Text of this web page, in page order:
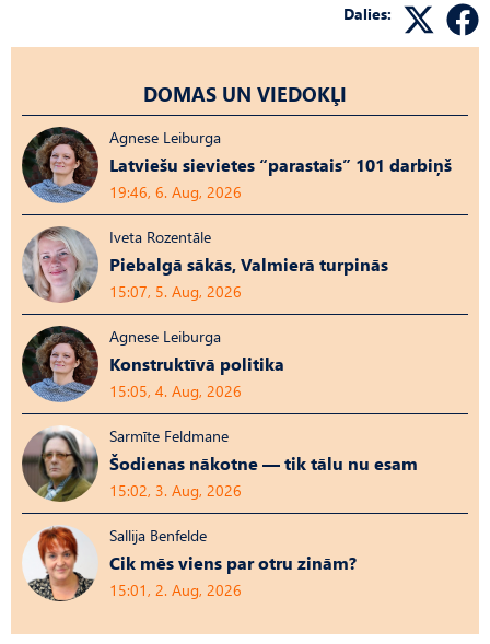
Dalies:
DOMAS UN VIEDOKĻI
Agnese Leiburga
Latviešu sievietes “parastais” 101 darbiņš
19:46, 6. Aug, 2026
Iveta Rozentāle
Piebalgā sākās, Valmierā turpinās
15:07, 5. Aug, 2026
Agnese Leiburga
Konstruktīvā politika
15:05, 4. Aug, 2026
Sarmīte Feldmane
Šodienas nākotne — tik tālu nu esam
15:02, 3. Aug, 2026
Sallija Benfelde
Cik mēs viens par otru zinām?
15:01, 2. Aug, 2026